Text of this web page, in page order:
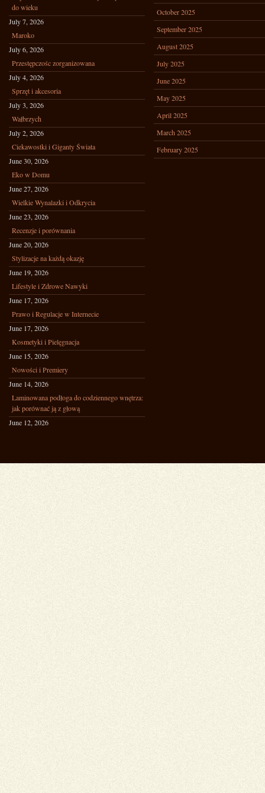
do wieku
July 7, 2026
Maroko
July 6, 2026
Przestępczośc zorganizowana
July 4, 2026
Sprzęt i akcesoria
July 3, 2026
Wałbrzych
July 2, 2026
Ciekawostki i Giganty Świata
June 30, 2026
Eko w Domu
June 27, 2026
Wielkie Wynalazki i Odkrycia
June 23, 2026
Recenzje i porównania
June 20, 2026
Stylizacje na każdą okazję
June 19, 2026
Lifestyle i Zdrowe Nawyki
June 17, 2026
Prawo i Regulacje w Internecie
June 17, 2026
Kosmetyki i Pielęgnacja
June 15, 2026
Nowości i Premiery
June 14, 2026
Laminowana podłoga do codziennego wnętrza:
jak porównać ją z głową
June 12, 2026
October 2025
September 2025
August 2025
July 2025
June 2025
May 2025
April 2025
March 2025
February 2025